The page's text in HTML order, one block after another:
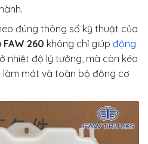
đúng thông số kỹ thuật của
FAW 260 không chỉ giúp động
nhiệt độ lý tưởng, mà còn kéo
mát và toàn bộ động cơ